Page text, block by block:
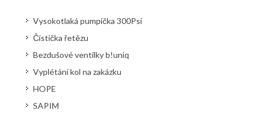
Vysokotlaká pumpička 300Psi
Čistička řetězu
Bezdušové ventilky b!uniq
Vyplétání kol na zakázku
HOPE
SAPIM